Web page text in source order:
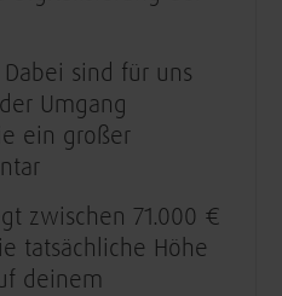
sind für uns
Umgang
ein großer
zwischen 71.000 €
tatsächliche Höhe
deinem